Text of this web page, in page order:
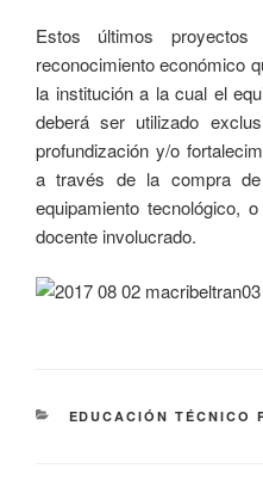
Estos últimos proyectos
reconocimiento económico
la institución a la cual el
deberá ser utilizado
profundización y/o
a través de la compra de
equipamiento tecnológico,
docente involucrado.
EDUCACIÓN TÉCNICO